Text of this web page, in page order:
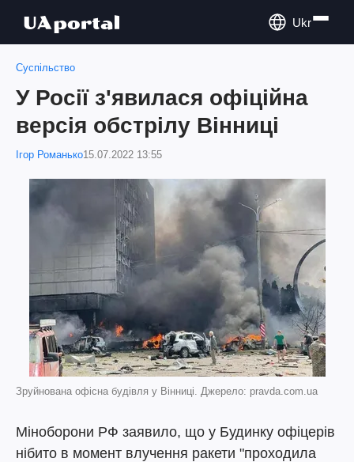
Ukr
Суспільство
У Росії з'явилася офіційна
версія обстрілу Вінниці
Ігор Романько15.07.2022 13:55
Зруйнована офісна будівля у Вінниці. Джерело: pravda.com.ua
Міноборони РФ заявило, що у Будинку офіцерів
нібито в момент влучення ракети "проходила